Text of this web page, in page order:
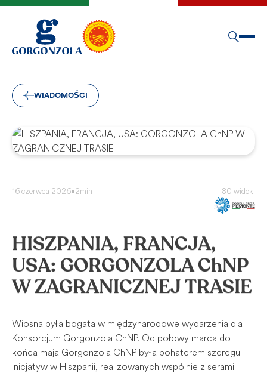
WIADOMOŚCI
16 czerwca 2026•2min 80 widoki
HISZPANIA, FRANCJA,
USA: GORGONZOLA ChNP
W ZAGRANICZNEJ TRASIE
Wiosna była bogata w międzynarodowe wydarzenia dla
Konsorcjum Gorgonzola ChNP. Od połowy marca do
końca maja Gorgonzola ChNP była bohaterem szeregu
inicjatyw w Hiszpanii, realizowanych wspólnie z serami